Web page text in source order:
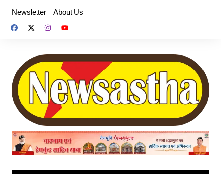
content
Newsletter About Us